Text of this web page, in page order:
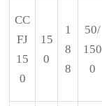
CC
FJ
15
0
15
0
1
8
8
50/
150
0